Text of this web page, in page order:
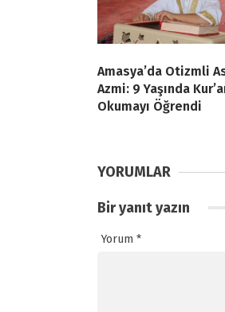
Amasya’da Otizmli
Azmi: 9 Yaşında
Okumayı Öğrendi
YORUMLAR
Bir yanıt yazın
Yorum *